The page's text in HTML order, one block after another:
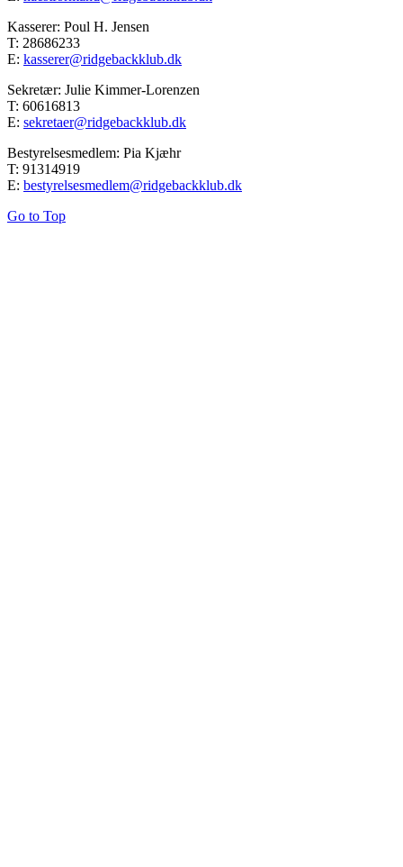
Kasserer: Poul H. Jensen
T: 28686233
E: kasserer@ridgebackklub.dk
Sekretær: Julie Kimmer-Lorenzen
T: 60616813
E: sekretaer@ridgebackklub.dk
Bestyrelsesmedlem: Pia Kjæhr
T: 91314919
E: bestyrelsesmedlem@ridgebackklub.dk
Go to Top